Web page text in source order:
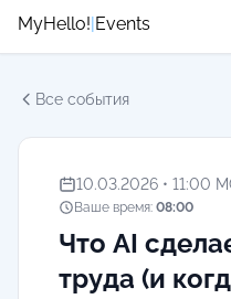
MyHello!|Events
Все события
10.03.2026 • 11:00
Ваше время: 08:00
Что AI
труда (и